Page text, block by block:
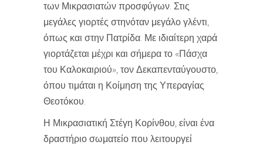
των Μικρασιατών προσφύγων. Στις
μεγάλες γιορτές στηνόταν μεγάλο γλέντι,
όπως και στην Πατρίδα. Με ιδιαίτερη χαρά
γιορτάζεται μέχρι και σήμερα το «Πάσχα
του Καλοκαιριού», τον Δεκαπενταύγουστο,
όπου τιμάται η Κοίμηση της Υπεραγίας
Θεοτόκου.
Η Μικρασιατική Στέγη Κορίνθου, είναι ένα
δραστήριο σωματείο που λειτουργεί